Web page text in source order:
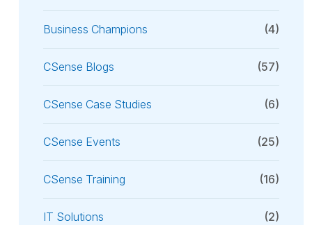
Business Champions (4)
CSense Blogs (57)
CSense Case Studies (6)
CSense Events (25)
CSense Training (16)
IT Solutions (2)